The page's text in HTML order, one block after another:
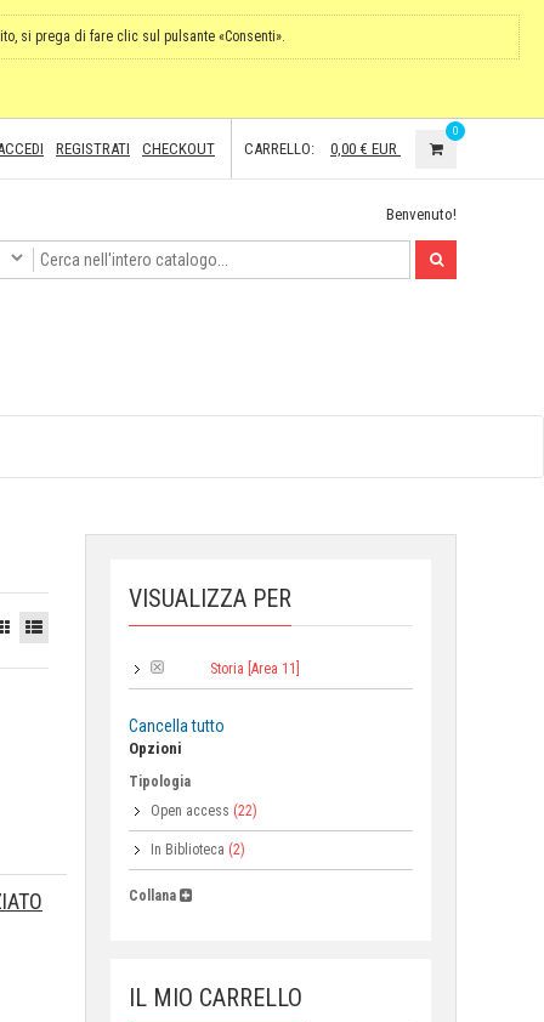
si prega di fare clic sul pulsante «Consenti».
REGISTRATI CHECKOUT CARRELLO: 0,00 € EUR
0
Benvenuto!
VISUALIZZA PER
Storia [Area 11]
Cancella tutto
Opzioni
Tipologia
Open access (22)
In Biblioteca (2)
Collana
IL MIO CARRELLO